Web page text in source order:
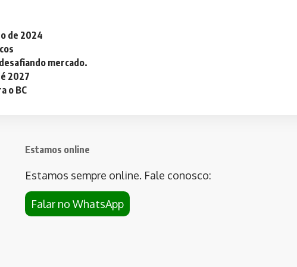
de 2024
mercado.
2027
o BC
Estamos online
Estamos sempre online. Fale conosco:
Falar no WhatsApp